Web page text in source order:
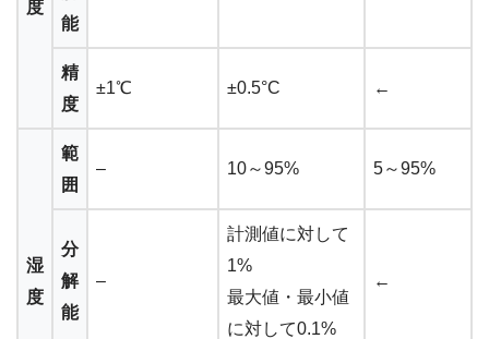
度
能
精
度
±1℃ ±0.5°C ←
湿
度
範
囲
– 10～95% 5～95%
分
解
能
–
計測値に対して
1%
最大値・最小値
に対して0.1%
←